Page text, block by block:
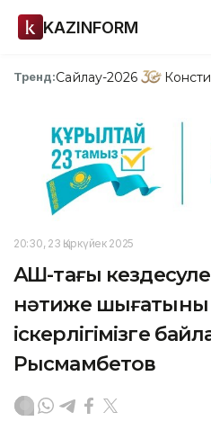
KAZINFORM
Тренд:Сайлау-2026
20:30, 23 Қыркүйек 2025
АҚШ-тағы
нәтиже шығатыны
іскерлігімізге
Рысмамбетов